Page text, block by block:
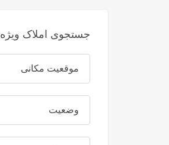
جستجوی املاک ویژه
موقعیت مکانی
وضعیت